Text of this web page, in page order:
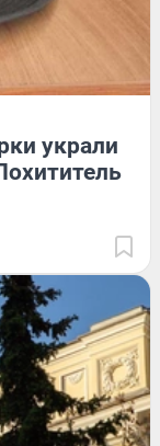
украли